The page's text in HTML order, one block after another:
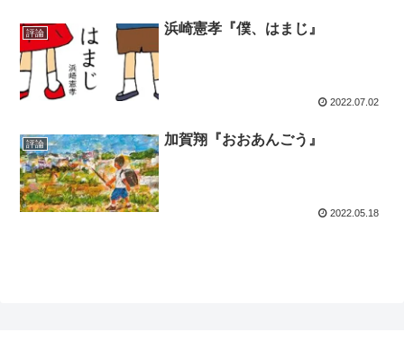
評論 浜崎憲孝『僕、はまじ』
2022.07.02
評論 加賀翔『おおあんごう』
2022.05.18